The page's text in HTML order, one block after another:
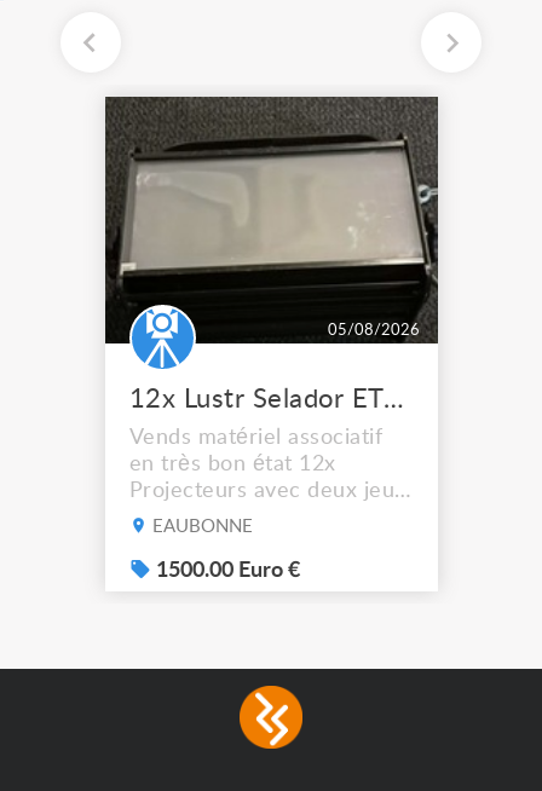
05/08/2026
12x Lustr Selador ETC Led 7x colors filtres
Vends matériel associatif
en très bon état 12x
Projecteurs avec deux jeux
de filtre filtre Lustr Selador
system – seven colour
LEDs providing the
with low power
consumption The
EAUBONNE
1500.00 Euro €